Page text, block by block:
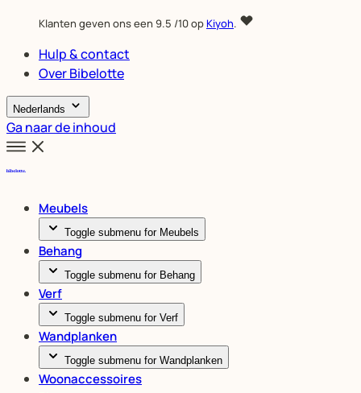
Klanten geven ons een 9.5 /10 opKiyoh.
Hulp & contact
Over Bibelotte
Nederlands
Ga naar de inhoud
Meubels
Toggle submenu for Meubels
Behang
Toggle submenu for Behang
Verf
Toggle submenu for Verf
Wandplanken
Toggle submenu for Wandplanken
Woonaccessoires